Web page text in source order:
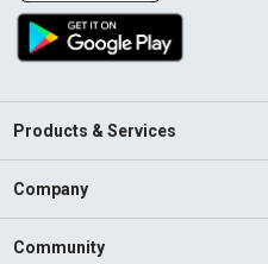
Products & Services
Company
Community